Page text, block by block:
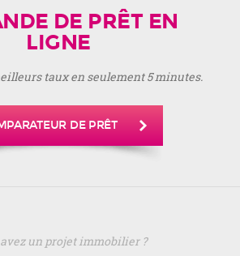
DE PRÊT EN
LIGNE
taux en seulement 5 minutes.
DE PRÊT
avez un projet immobilier ?